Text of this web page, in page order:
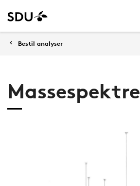
Bestil analyser
Massespektre